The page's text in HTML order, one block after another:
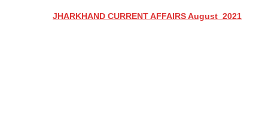
JHARKHAND CURRENT AFFAIRS August  2021